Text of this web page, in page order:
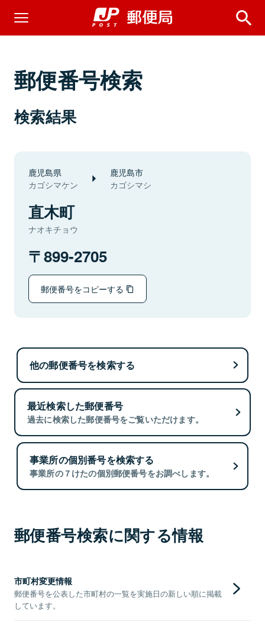
郵便番号検索
検索結果
鹿児島県
カゴシマケン
鹿児島市
カゴシマシ
直木町
ナオキチョウ
899-2705
郵便番号をコピーする
他の郵便番号を検索する
最近検索した郵便番号
過去に検索した郵便番号をご覧いただけます。
事業所の個別番号を検索する
事業所の７けたの個別郵便番号をお調べします。
郵便番号検索に関する情報
市町村変更情報
郵便番号を公表した市町村の一覧を実施日の新しい順に掲載
しています。